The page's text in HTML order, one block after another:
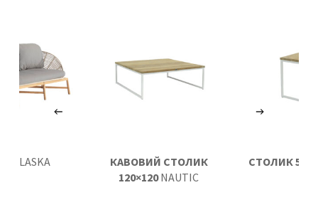
КАВОВИЙ СТОЛИК
120×120NAUTIC
СТОЛИК
ALASKA